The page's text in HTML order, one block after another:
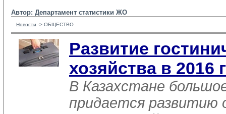
Автор: Департамент статистики ЖО
Новости -> ОБЩЕСТВО
Развитие
хозяйства в 2016
В Казахстане
придается развитию